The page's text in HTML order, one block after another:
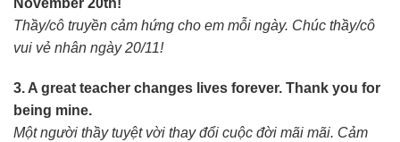
Thầy/cô truyền cảm hứng cho em mỗi ngày. Chúc thầy/cô
vui vẻ nhân ngày 20/11!
3. A great teacher changes lives forever. Thank you for
being mine.
Một người thầy tuyệt vời thay đổi cuộc đời mãi mãi. Cảm